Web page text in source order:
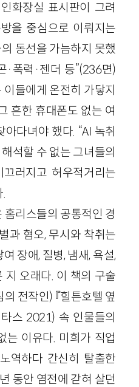
화장실 표시판이 그려
을 중심으로 이뤄지는
동선을 가늠하지 못했
·폭력·젠더 등”(236면)
들에게 온전히 가닿지
흔한 휴대폰도 없는 여
다녀야 했다. “AI 녹취
석할 수 없는 그녀들의
러지고 허우적거리는
홈리스들의 공통적인 경
과 혐오, 무시와 착취는
장애, 질병, 냄새, 욕설,
지 오래다. 이 책의 구술
전작인) 『힐튼호텔 옆
스 2021) 속 인물들의
는 이유다. 미희가 직업
역하다 간신히 탈출한
동안 염전에 갇혀 살던